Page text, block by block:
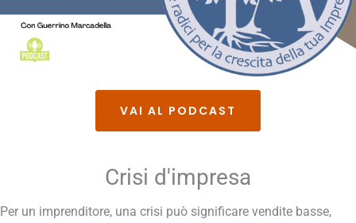
VAI AL PODCAST
Crisi d'impresa
Per un imprenditore, una crisi può significare vendite basse,